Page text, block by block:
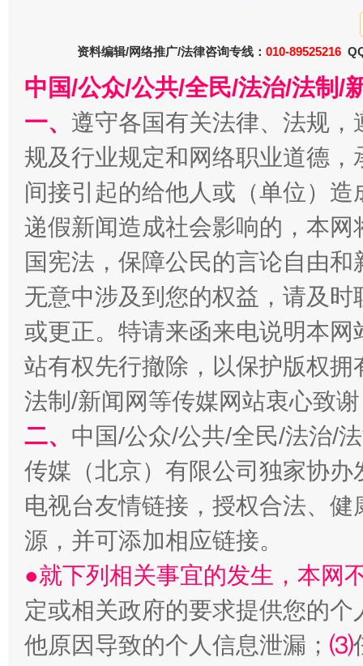
千年窑火 生生不息
揭开“小金库”的免责幌子
受贿1.44亿！段成刚被判无期
资料编辑/网络推广/法律咨询专线： 010-89525216
中国/公众/公共/全民/法治/法制/
一、 遵守各国有关法律、法规
规及行业规定和网络职业道德
间接引起的给他人或（单位）
递假新闻造成社会影响的，本
国宪法，保障公民的言论自由
无意中涉及到您的权益，请及
或更正。特请来函来电说明本
站有权先行撤除，以保护版权
法制/新闻网等传媒网站衷心致
二、 中国/公众/公共/全民/法治/
传媒（北京）有限公司独家协
电视台友情链接，授权合法、
源，并可添加相应链接。
●就下列相关事宜的发生，本网
定或相关政府的要求提供您的个
他原因导致的个人信息泄漏； ⑶